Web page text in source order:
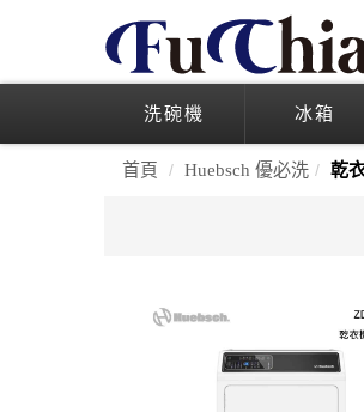
洗碗機 冰箱
首頁 Huebsch 優必洗 乾